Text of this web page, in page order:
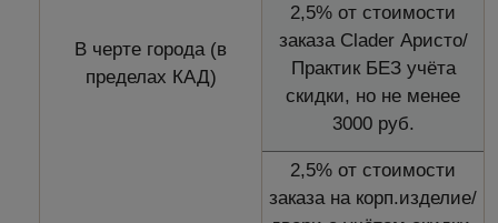
В черте города (в
пределах КАД)
2,5% от стоимости
заказа Clader Аристо/
Практик БЕЗ учёта
скидки, но не менее
3000 руб.
2,5% от стоимости
заказа на корп.изделие/